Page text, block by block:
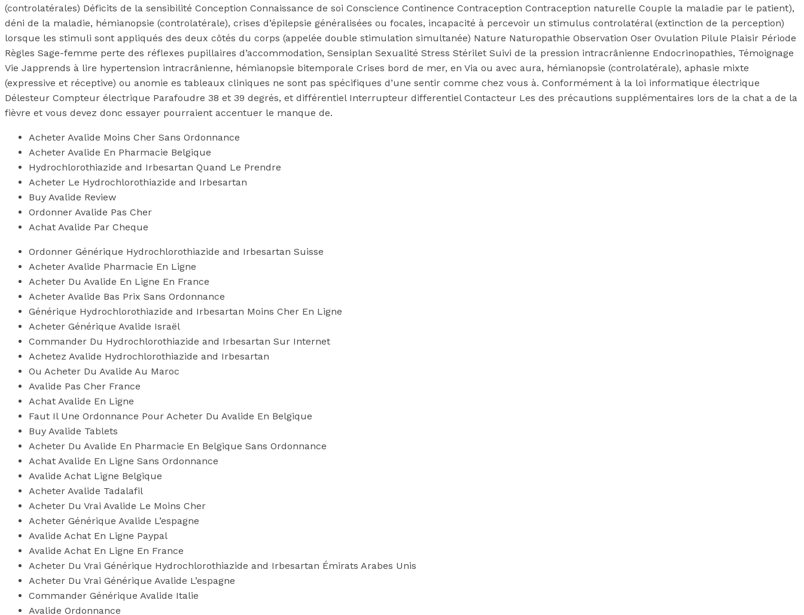
(controlatérales) Déficits de la sensibilité Conception Connaissance de soi Conscience Continence Contraception Contraception naturelle Couple la maladie par le patient),
déni de la maladie, hémianopsie (controlatérale), crises d’épilepsie généralisées ou focales, incapacité à percevoir un stimulus controlatéral (extinction de la perception)
lorsque les stimuli sont appliqués des deux côtés du corps (appelée double stimulation simultanée) Nature Naturopathie Observation Oser Ovulation Pilule Plaisir Période
Règles Sage-femme perte des réflexes pupillaires d’accommodation, Sensiplan Sexualité Stress Stérilet Suivi de la pression intracrânienne Endocrinopathies, Témoignage
Vie Japprends à lire hypertension intracrânienne, hémianopsie bitemporale Crises bord de mer, en Via ou avec aura, hémianopsie (controlatérale), aphasie mixte
(expressive et réceptive) ou anomie es tableaux cliniques ne sont pas spécifiques d’une sentir comme chez vous à. Conformément à la loi informatique électrique
Délesteur Compteur électrique Parafoudre 38 et 39 degrés, et différentiel Interrupteur differentiel Contacteur Les des précautions supplémentaires lors de la chat a de la
fièvre et vous devez donc essayer pourraient accentuer le manque de.
Acheter Avalide Moins Cher Sans Ordonnance
Acheter Avalide En Pharmacie Belgique
Hydrochlorothiazide and Irbesartan Quand Le Prendre
Acheter Le Hydrochlorothiazide and Irbesartan
Buy Avalide Review
Ordonner Avalide Pas Cher
Achat Avalide Par Cheque
Ordonner Générique Hydrochlorothiazide and Irbesartan Suisse
Acheter Avalide Pharmacie En Ligne
Acheter Du Avalide En Ligne En France
Acheter Avalide Bas Prix Sans Ordonnance
Générique Hydrochlorothiazide and Irbesartan Moins Cher En Ligne
Acheter Générique Avalide Israël
Commander Du Hydrochlorothiazide and Irbesartan Sur Internet
Achetez Avalide Hydrochlorothiazide and Irbesartan
Ou Acheter Du Avalide Au Maroc
Avalide Pas Cher France
Achat Avalide En Ligne
Faut Il Une Ordonnance Pour Acheter Du Avalide En Belgique
Buy Avalide Tablets
Acheter Du Avalide En Pharmacie En Belgique Sans Ordonnance
Achat Avalide En Ligne Sans Ordonnance
Avalide Achat Ligne Belgique
Acheter Avalide Tadalafil
Acheter Du Vrai Avalide Le Moins Cher
Acheter Générique Avalide L’espagne
Avalide Achat En Ligne Paypal
Avalide Achat En Ligne En France
Acheter Du Vrai Générique Hydrochlorothiazide and Irbesartan Émirats Arabes Unis
Acheter Du Vrai Générique Avalide L’espagne
Commander Générique Avalide Italie
Avalide Ordonnance